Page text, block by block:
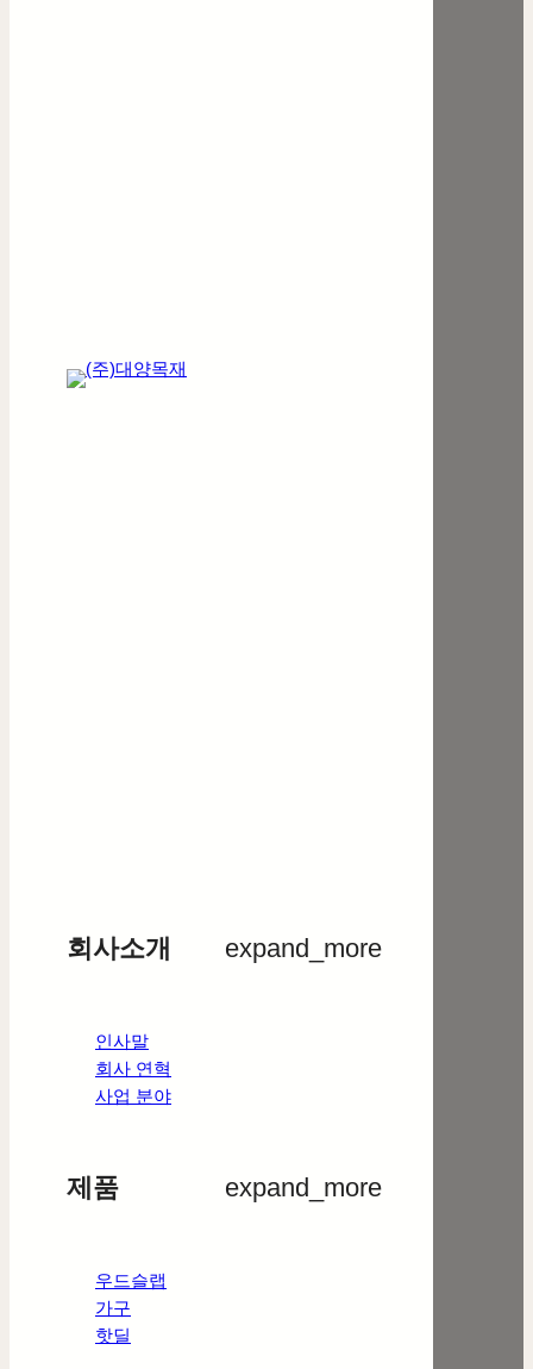
회사소개 expand_more
인사말
회사 연혁
사업 분야
제품 expand_more
우드슬랩
가구
핫딜